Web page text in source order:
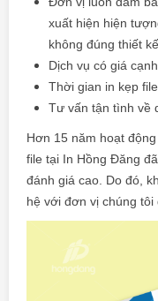
xuất hiện hiện
không đúng thiết
Dịch vụ có giá
Thời gian in kẹp
Tư vấn tận tình về
Hơn 15 năm hoạt
file tại In Hồng Đăng
đánh giá cao. Do đó,
hệ với đơn vị chúng tôi